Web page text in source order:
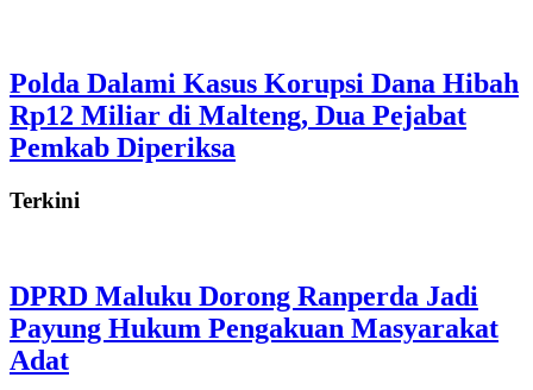
Polda Dalami Kasus Korupsi Dana Hibah
Rp12 Miliar di Malteng, Dua Pejabat
Pemkab Diperiksa
Terkini
DPRD Maluku Dorong Ranperda Jadi
Payung Hukum Pengakuan Masyarakat
Adat